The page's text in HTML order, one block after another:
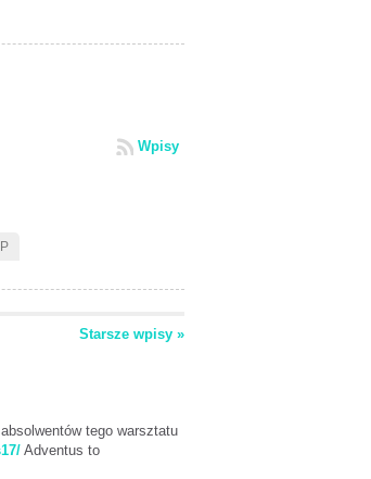
Wpisy
Starsze wpisy »
tego warsztatu
Adventus to